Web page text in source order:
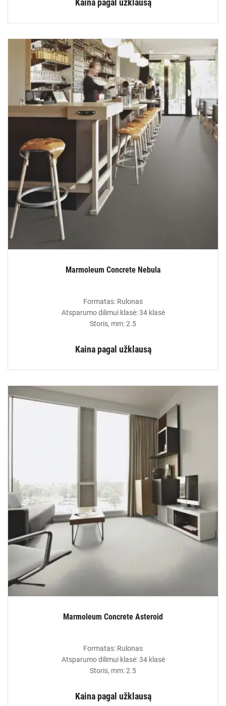
Kaina pagal užklausą
Marmoleum Concrete Nebula
Formatas: Rulonas
Atsparumo dilimui klasė: 34 klasė
Storis, mm: 2.5
Kaina pagal užklausą
Marmoleum Concrete Asteroid
Formatas: Rulonas
Atsparumo dilimui klasė: 34 klasė
Storis, mm: 2.5
Kaina pagal užklausą